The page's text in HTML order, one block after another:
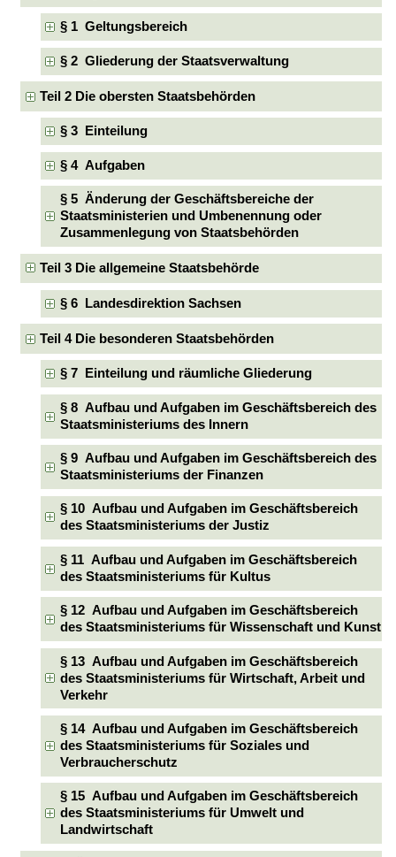
§ 1 Geltungsbereich
§ 2 Gliederung der Staatsverwaltung
Teil 2 Die obersten Staatsbehörden
§ 3 Einteilung
§ 4 Aufgaben
§ 5 Änderung der Geschäftsbereiche der
Staatsministerien und Umbenennung oder
Zusammenlegung von Staatsbehörden
Teil 3 Die allgemeine Staatsbehörde
§ 6 Landesdirektion Sachsen
Teil 4 Die besonderen Staatsbehörden
§ 7 Einteilung und räumliche Gliederung
§ 8 Aufbau und Aufgaben im Geschäftsbereich des
Staatsministeriums des Innern
§ 9 Aufbau und Aufgaben im Geschäftsbereich des
Staatsministeriums der Finanzen
§ 10 Aufbau und Aufgaben im Geschäftsbereich
des Staatsministeriums der Justiz
§ 11 Aufbau und Aufgaben im Geschäftsbereich
des Staatsministeriums für Kultus
§ 12 Aufbau und Aufgaben im Geschäftsbereich
des Staatsministeriums für Wissenschaft und Kunst
§ 13 Aufbau und Aufgaben im Geschäftsbereich
des Staatsministeriums für Wirtschaft, Arbeit und
Verkehr
§ 14 Aufbau und Aufgaben im Geschäftsbereich
des Staatsministeriums für Soziales und
Verbraucherschutz
§ 15 Aufbau und Aufgaben im Geschäftsbereich
des Staatsministeriums für Umwelt und
Landwirtschaft